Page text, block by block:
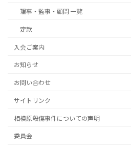
理事・監事・顧問 一覧
定款
入会ご案内
お知らせ
お問い合わせ
サイトリンク
相模原殺傷事件についての声明
委員会